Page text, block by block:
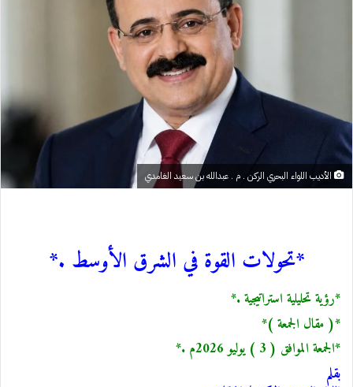
الأديب اللواء البحري الركن . م . عبدالله بن سعيد الغامدي
*تحولات القوة في الشرق الأوسط .*
*رؤية تحليلية استراتيجية .*
*( مقال الجمعة )*
*الجمعة الموافق ( 3 ) يوليو 2026م .*
بقلم